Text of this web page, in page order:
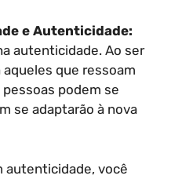
e Autenticidade:
autenticidade. Ao ser
que ressoam
podem se
se adaptarão à nova
autenticidade, você